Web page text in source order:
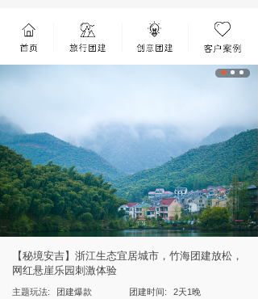
【秘境安吉】浙江生态宜居城市，竹海团建放松，
网红悬崖乐园刺激体验
主题玩法: 团建爆款 团建时间: 2天1晚